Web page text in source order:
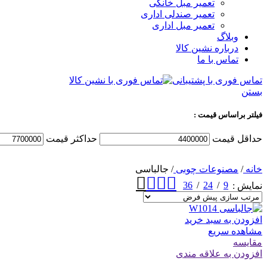
تعمیر مبل خانگی
تعمیر صندلی اداری
تعمیر مبل اداری
وبلاگ
درباره نشین کالا
تماس با ما
تماس فوری با پشتیبانی
بستن
فیلتر براساس قیمت :
حداقل قیمت حداكثر قيمت
خانه/ مصنوعات چوبی/ جالباسی
نمایش
9
24
36
افزودن به سبد خرید
مشاهده سریع
مقایسه
افزودن به علاقه مندی